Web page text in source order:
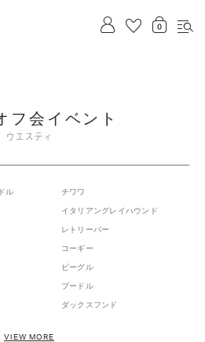
フ会イベント
ウエスティ
ル チワワ
イタリアングレイハウンド
レトリーバー
コーギー
ビーグル
プードル
ダックスフンド
VIEW MORE